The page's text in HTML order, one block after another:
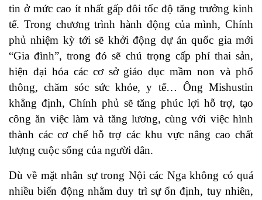
tin ở mức cao ít nhất gấp đôi tốc độ tăng trưởng kinh
tế. Trong chương trình hành động của mình, Chính
phủ nhiệm kỳ tới sẽ khởi động dự án quốc gia mới
“Gia đình”, trong đó sẽ chú trọng cấp phí thai sản,
hiện đại hóa các cơ sở giáo dục mầm non và phổ
thông, chăm sóc sức khỏe, y tế… Ông Mishustin
khẳng định, Chính phủ sẽ tăng phúc lợi hỗ trợ, tạo
công ăn việc làm và tăng lương, cùng với việc hình
thành các cơ chế hỗ trợ các khu vực nâng cao chất
lượng cuộc sống của người dân.
Dù về mặt nhân sự trong Nội các Nga không có quá
nhiều biến động nhằm duy trì sự ổn định, tuy nhiên,